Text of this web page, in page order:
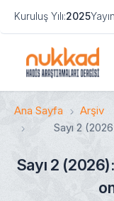
Kuruluş Yılı:2025
Ana Sayfa
Arşiv
Sayı 2
Sayı 2